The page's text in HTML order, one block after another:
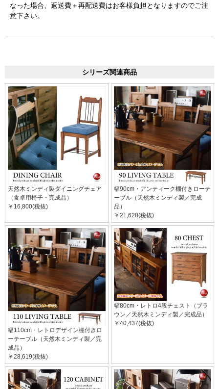
なった場合、返送費＋再配送費はお客様負担となりますのでご注
意下さい。
シリーズ関連商品
天然木ミンディ製ダイニングチェア
（食卓用椅子・完成品）
￥16,800(税抜)
幅90cm・アンティーク棚付きローテ
ーブル（天然木ミンディ製／完成
品）
￥21,628(税抜)
幅110cm・レトロデザイン棚付きロ
ーテーブル（天然木ミンディ製／完
成品）
￥28,619(税抜)
幅80cm・レトロ4段チェスト（ブラ
ウン／天然木ミンディ製／完成品）
￥40,437(税抜)